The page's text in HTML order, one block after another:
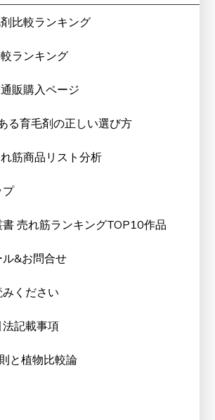
比較ランキング
ランキング
販購入ページ
る育毛剤の正しい選び方
筋商品リスト分析
プ
書 売れ筋ランキングTOP10作品
&お問合せ
ください
記載事項
と植物比較論